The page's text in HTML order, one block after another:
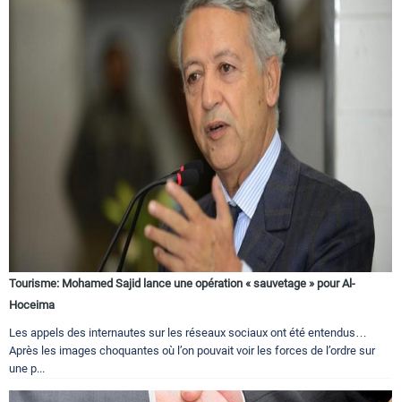
Tourisme: Mohamed Sajid lance une opération « sauvetage » pour Al-
Hoceima
Les appels des internautes sur les réseaux sociaux ont été entendus…
Après les images choquantes où l’on pouvait voir les forces de l’ordre sur
une p...